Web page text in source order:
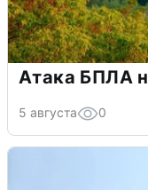
Атака БПЛА
5 августа 0